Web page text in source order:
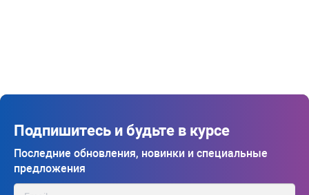
Подпишитесь и будьте в курсе
Последние обновления, новинки и специальные
предложения